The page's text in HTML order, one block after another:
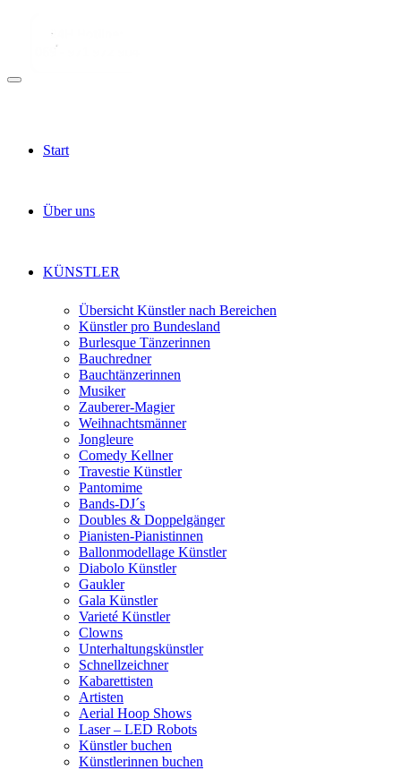
Start
Über uns
KÜNSTLER
Übersicht Künstler nach Bereichen
Künstler pro Bundesland
Burlesque Tänzerinnen
Bauchredner
Bauchtänzerinnen
Musiker
Zauberer-Magier
Weihnachtsmänner
Jongleure
Comedy Kellner
Travestie Künstler
Pantomime
Bands-DJ´s
Doubles & Doppelgänger
Pianisten-Pianistinnen
Ballonmodellage Künstler
Diabolo Künstler
Gaukler
Gala Künstler
Varieté Künstler
Clowns
Unterhaltungskünstler
Schnellzeichner
Kabarettisten
Artisten
Aerial Hoop Shows
Laser – LED Robots
Künstler buchen
Künstlerinnen buchen